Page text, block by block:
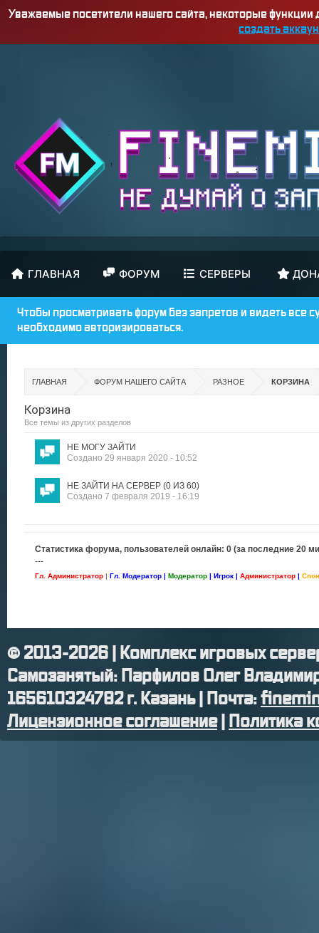
Уважаемые посетители нашего сайта, некоторые
создать
ГЛАВНАЯ ФОРУМ СЕРВЕРЫ
Чтобы просматривать форум без запретов и видеть все
необходимо авторизироваться.
ГЛАВНАЯ ФОРУМ НАШЕГО САЙТА РАЗНОЕ КОРЗИНА
Корзина
Все темы из других разделов
НЕ МОГУ ЗАЙТИ
Создано 29 января 2020 - 10:52
НЕ ЗАЙТИ НА СЕРВЕР (0 ИЗ 60)
Создано 7 февраля 2019 - 16:19
Статистика форума, пользователей онлайн: 0 (за последние 20
---
Гл. Администратор | Гл. Модератор | Модератор | Игрок | Администратор |
© 2013-2026 | Комплекс игровых
Самозанятый: Парфилов Олег
165610324782 г. Казань | Почта:
Лицензионное соглашение| Политика